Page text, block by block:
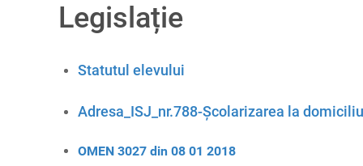
Legislație
Statutul elevului
Adresa_ISJ_nr.788-Școlarizarea la domiciliu
OMEN 3027 din 08 01 2018